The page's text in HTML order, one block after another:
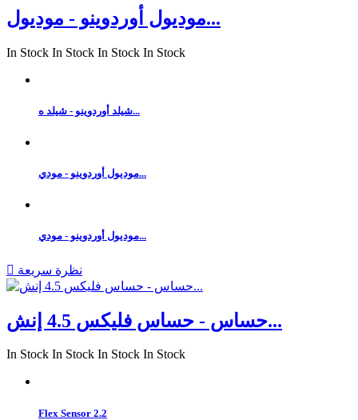
موديول أوردوينو - موديول...
In Stock In Stock In Stock In Stock
شيلد أوردوينو - شيلد ه...
موديول أوردوينو - مودي...
موديول أوردوينو - مودي...
 نظرة سريعة
حساس - حساس فليكس 4.5 إنش...
In Stock In Stock In Stock In Stock
Flex Sensor 2.2